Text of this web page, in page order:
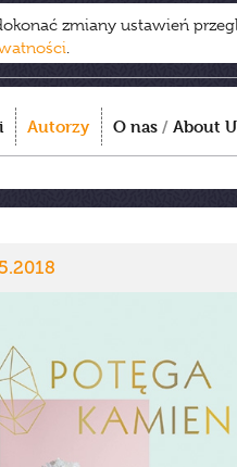
zmiany ustawień
.
Autorzy O nas / About